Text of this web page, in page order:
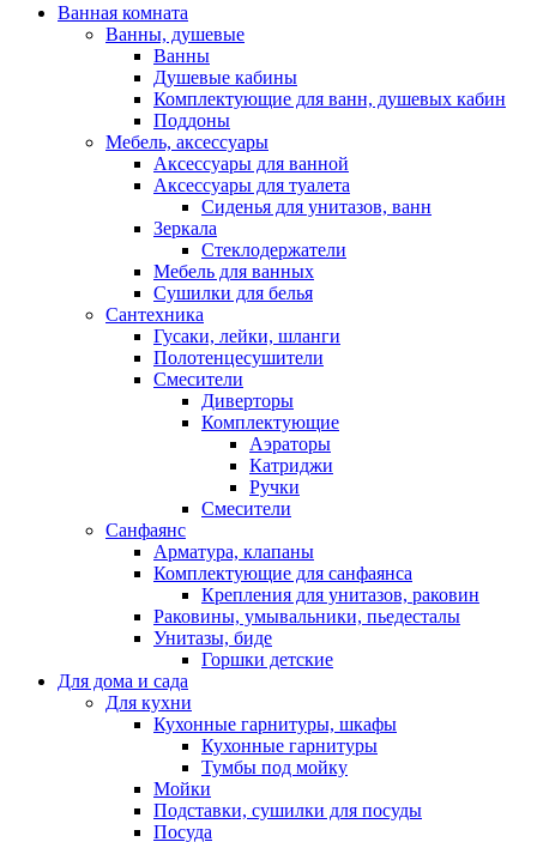
Ванная комната
Ванны, душевые
Ванны
Душевые кабины
Комплектующие для ванн, душевых кабин
Поддоны
Мебель, аксессуары
Аксессуары для ванной
Аксессуары для туалета
Сиденья для унитазов, ванн
Зеркала
Стеклодержатели
Мебель для ванных
Сушилки для белья
Сантехника
Гусаки, лейки, шланги
Полотенцесушители
Смесители
Диверторы
Комплектующие
Аэраторы
Катриджи
Ручки
Смесители
Санфаянс
Арматура, клапаны
Комплектующие для санфаянса
Крепления для унитазов, раковин
Раковины, умывальники, пьедесталы
Унитазы, биде
Горшки детские
Для дома и сада
Для кухни
Кухонные гарнитуры, шкафы
Кухонные гарнитуры
Тумбы под мойку
Мойки
Подставки, сушилки для посуды
Посуда